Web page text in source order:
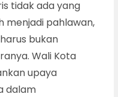
tidak ada yang
menjadi pahlawan,
bukan
Wali Kota
upaya
dalam